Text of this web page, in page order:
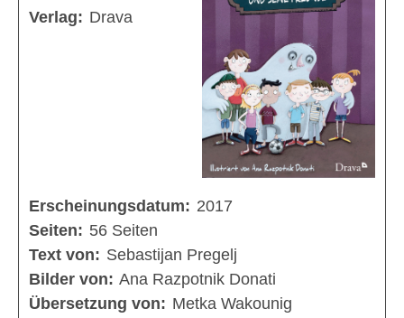
Verlag: Drava
Erscheinungsdatum: 2017
Seiten: 56 Seiten
Text von: Sebastijan Pregelj
Bilder von: Ana Razpotnik Donati
Übersetzung von: Metka Wakounig